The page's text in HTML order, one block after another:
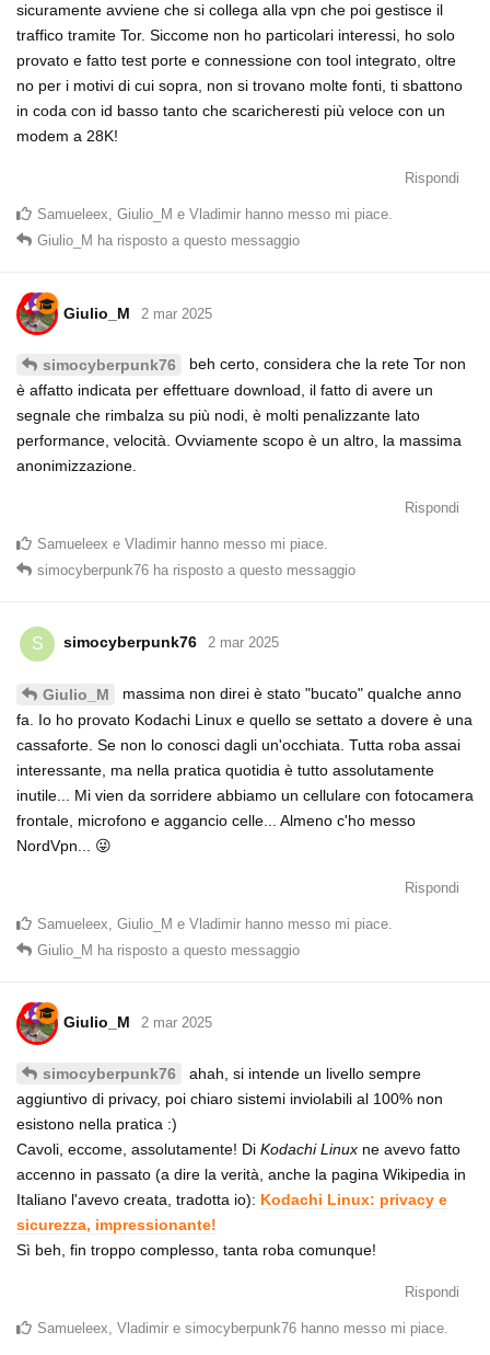
sicuramente avviene che si collega alla vpn che poi gestisce il
traffico tramite Tor. Siccome non ho particolari interessi, ho solo
provato e fatto test porte e connessione con tool integrato, oltre
no per i motivi di cui sopra, non si trovano molte fonti, ti sbattono
in coda con id basso tanto che scaricheresti più veloce con un
modem a 28K!
Rispondi
Samueleex Giulio_M e Vladimir hanno messo mi piace
Giulio_M ha risposto a questo messaggio
Giulio_M 2 mar 2025
simocyberpunk76
beh certo, considera che la rete Tor non
è affatto indicata per effettuare download, il fatto di avere un
segnale che rimbalza su più nodi, è molti penalizzante lato
performance, velocità. Ovviamente scopo è un altro, la massima
anonimizzazione.
Rispondi
Samueleex e Vladimir hanno messo mi piace
simocyberpunk76 ha risposto a questo messaggio
S simocyberpunk76 2 mar 2025
Giulio_M
massima non direi è stato "bucato" qualche anno
fa. Io ho provato Kodachi Linux e quello se settato a dovere è una
cassaforte. Se non lo conosci dagli un'occhiata. Tutta roba assai
interessante, ma nella pratica quotidia è tutto assolutamente
inutile... Mi vien da sorridere abbiamo un cellulare con fotocamera
frontale, microfono e aggancio celle... Almeno c'ho messo
NordVpn... 😜
Rispondi
Samueleex Giulio_M e Vladimir hanno messo mi piace
Giulio_M ha risposto a questo messaggio
Giulio_M 2 mar 2025
simocyberpunk76
ahah, si intende un livello sempre
aggiuntivo di privacy, poi chiaro sistemi inviolabili al 100% non
esistono nella pratica :)
Cavoli, eccome, assolutamente! Di Kodachi Linux ne avevo fatto
accenno in passato (a dire la verità, anche la pagina Wikipedia in
Italiano l'avevo creata, tradotta io): Kodachi Linux: privacy e
sicurezza, impressionante!
Sì beh, fin troppo complesso, tanta roba comunque!
Rispondi
Samueleex, Vladimir e simocyberpunk76 hanno messo mi piace.